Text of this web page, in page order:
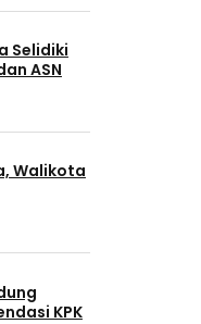
Selidiki
ASN
Walikota
KPK